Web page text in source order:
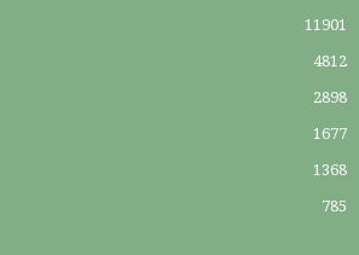
11901
4812
2898
1677
1368
785